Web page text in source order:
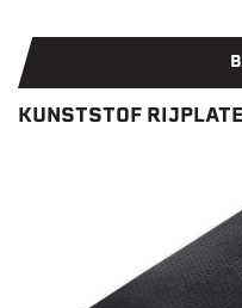
KUNSTSTOF